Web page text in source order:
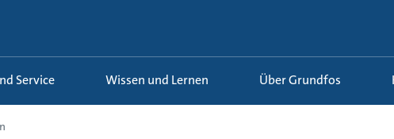
Service Wissen und Lernen Über Grundfos